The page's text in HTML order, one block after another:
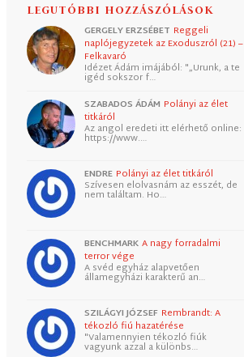
LEGUTÓBBI HOZZÁSZÓLÁSOK
GERGELY ERZSÉBET Reggeli
naplójegyzetek az Exoduszról (21) –
Felkavaró
Idézet Ádám imájából: "„Urunk, a te
igéd sokszor f…
SZABADOS ÁDÁM Polányi az élet
titkáról
Az angol eredeti itt elérhető online:
https://www.…
ENDRE Polányi az élet titkáról
Szívesen elolvasnám az esszét, de
nem találtam. Ho…
BENCHMARK A nagy forradalmi
terror vége
A svéd egyház alapvetően
államegyházi karakterű an…
SZILÁGYI JÓZSEF Rembrandt: A
tékozló fiú hazatérése
"Valamennyien tékozló fiúk
vagyunk azzal a különbs…